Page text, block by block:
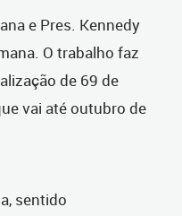
e Pres. Kennedy
O trabalho faz
de 69 de
vai até outubro de
sentido